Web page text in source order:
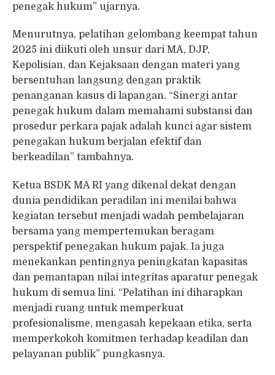
penegak hukum” ujarnya.
Menurutnya, pelatihan gelombang keempat tahun
2025 ini diikuti oleh unsur dari MA, DJP,
Kepolisian, dan Kejaksaan dengan materi yang
bersentuhan langsung dengan praktik
penanganan kasus di lapangan. “Sinergi antar
penegak hukum dalam memahami substansi dan
prosedur perkara pajak adalah kunci agar sistem
penegakan hukum berjalan efektif dan
berkeadilan” tambahnya.
Ketua BSDK MA RI yang dikenal dekat dengan
dunia pendidikan peradilan ini menilai bahwa
kegiatan tersebut menjadi wadah pembelajaran
bersama yang mempertemukan beragam
perspektif penegakan hukum pajak. Ia juga
menekankan pentingnya peningkatan kapasitas
dan pemantapan nilai integritas aparatur penegak
hukum di semua lini. “Pelatihan ini diharapkan
menjadi ruang untuk memperkuat
profesionalisme, mengasah kepekaan etika, serta
memperkokoh komitmen terhadap keadilan dan
pelayanan publik” pungkasnya.